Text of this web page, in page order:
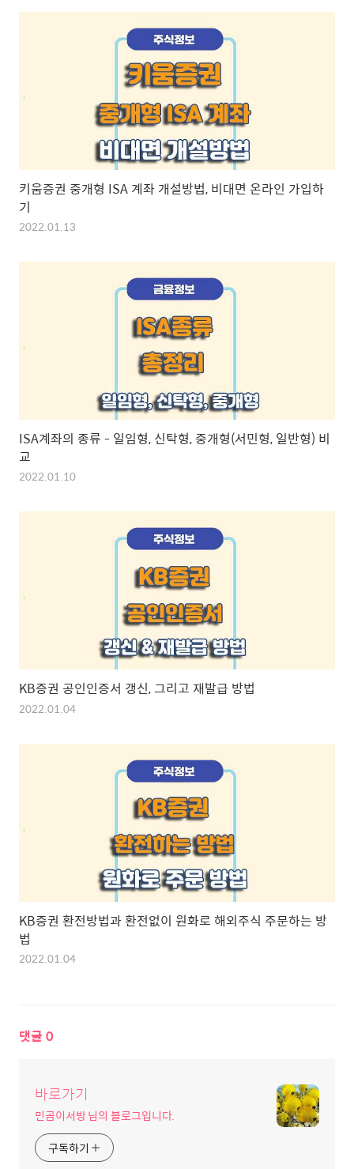
키움증권 중개형 ISA 계좌 개설방법, 비대면 온라인 가입하
기
2022.01.13
ISA계좌의 종류 - 일임형, 신탁형, 중개형(서민형, 일반형) 비
교
2022.01.10
KB증권 공인인증서 갱신, 그리고 재발급 방법
2022.01.04
KB증권 환전방법과 환전없이 원화로 해외주식 주문하는 방
법
2022.01.04
댓글 0
바로가기
민곰이서방 님의 블로그입니다.
구독하기